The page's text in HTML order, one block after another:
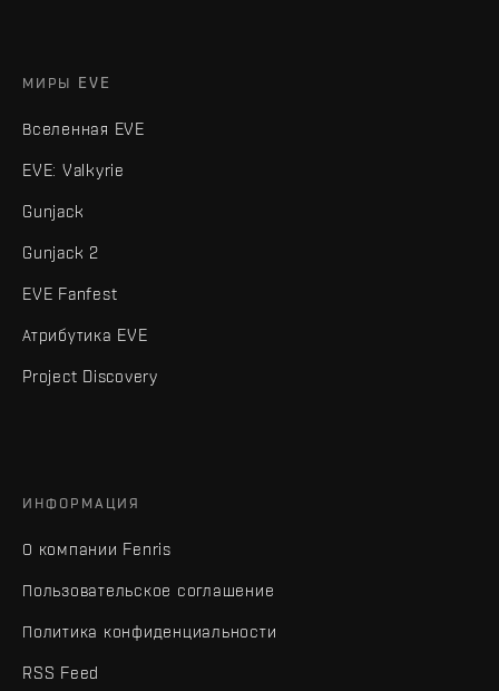
МИРЫ EVE
Вселенная EVE
EVE: Valkyrie
Gunjack
Gunjack 2
EVE Fanfest
Атрибутика EVE
Project Discovery
ИНФОРМАЦИЯ
О компании Fenris
Пользовательское соглашение
Политика конфиденциальности
RSS Feed